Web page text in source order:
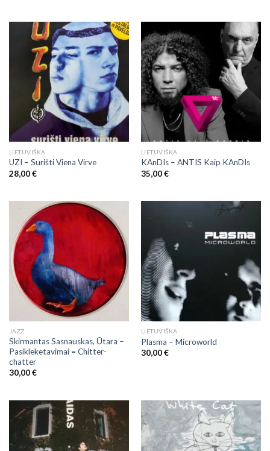
LIETUVIŠKA
UZI – Surišti Viena Virve
28,00€
LIETUVIŠKA
KAnDIs – ANTIS Kaip KAnDIs
35,00€
JAZZ
Skirmantas Sasnauskas, Ūtara –
Pasikleketavimai = Chitter-
chatter
30,00€
LIETUVIŠKA
Plasma – Microworld
30,00€